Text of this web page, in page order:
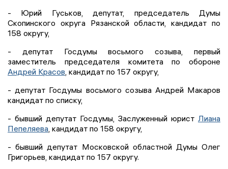
- Юрий Гуськов, депутат, председатель Думы
Скопинского округа Рязанской области, кандидат по
158 округу,
- депутат Госдумы восьмого созыва, первый
заместитель председателя комитета по обороне
Андрей Красов , кандидат по 157 округу,
- депутат Госдумы восьмого созыва Андрей Макаров
кандидат по списку,
- бывший депутат Госдумы, Заслуженный юрист Лиана
Пепеляева , кандидат по 158 округу,
- бывший депутат Московской областной Думы Олег
Григорьев, кандидат по 157 округу.